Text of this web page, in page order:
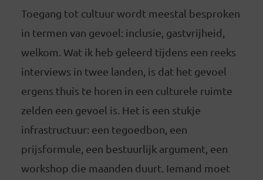
Toegang tot cultuur wordt meestal besproken
in termen van gevoel: inclusie, gastvrijheid,
welkom. Wat ik heb geleerd tijdens een reeks
interviews in twee landen, is dat het gevoel
ergens thuis te horen in een culturele ruimte
zelden een gevoel is. Het is een stukje
infrastructuur: een tegoedbon, een
prijsformule, een bestuurlijk argument, een
workshop die maanden duurt. Iemand moet